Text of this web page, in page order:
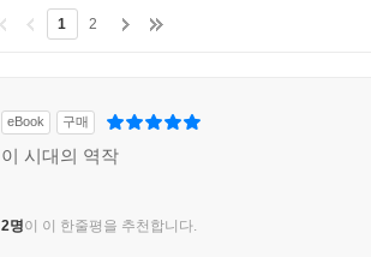
1 2
eBook 구매
이 시대의 역작
2명이 이 한줄평을 추천합니다.